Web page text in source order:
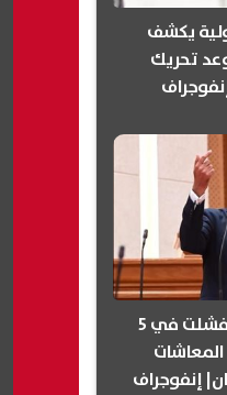
يكشف
تحريك
إيهاب منصور: الحكومة فشلت في 5
إنفوجراف